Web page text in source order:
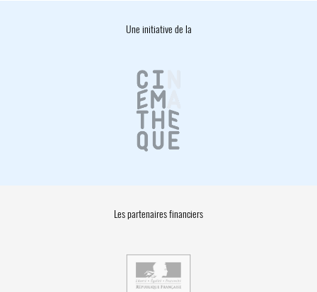
Une initiative de la
Les partenaires financiers